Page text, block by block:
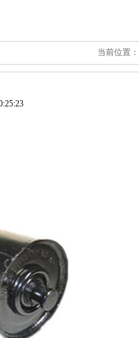
当前位置：